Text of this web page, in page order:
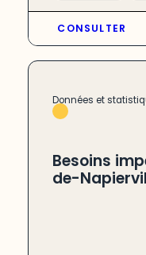
CONSULTER
Données et
Besoins
de-